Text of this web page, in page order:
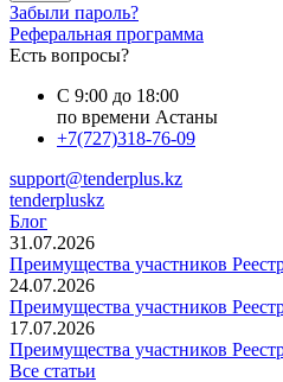
Забыли пароль?
Реферальная программа
Есть вопросы?
С 9:00 до 18:00
по времени Астаны
+7(727)318-76-09
support@tenderplus.kz
tenderpluskz
Блог
31.07.2026
Преимущества участников
24.07.2026
Преимущества участников
17.07.2026
Преимущества участников
Все статьи